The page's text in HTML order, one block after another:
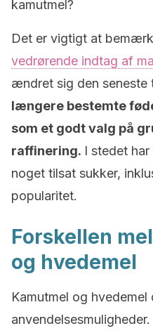
kamutmel?
Det er vigtigt at
vedrørende indtag af
ændret sig den seneste
længere bestemte
som et godt valg på
raffinering. I stedet
noget tilsat sukker,
popularitet.
Forskellen
og hvedemel
Kamutmel og hvedemel